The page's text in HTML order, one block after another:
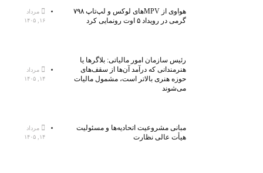
هواوی از MPVهای لوکس و لپ‌تاپ ۷۹۸
گرمی در رویداد ۵ اوت رونمایی کرد
مرداد
۱۶, ۱۴۰۵
رئیس سازمان امور مالیاتی: بلاگر‌ها یا
هنرمندانی که درآمد آن‌ها از سقف‌های
حوزه هنری بالاتر است، مشمول مالیات
می‌شوند
مرداد
۱۴, ۱۴۰۵
مبانی مشروعیت اتحادیه‌ها و مسئولیت
هیأت عالی نظارت
مرداد
۱۴, ۱۴۰۵